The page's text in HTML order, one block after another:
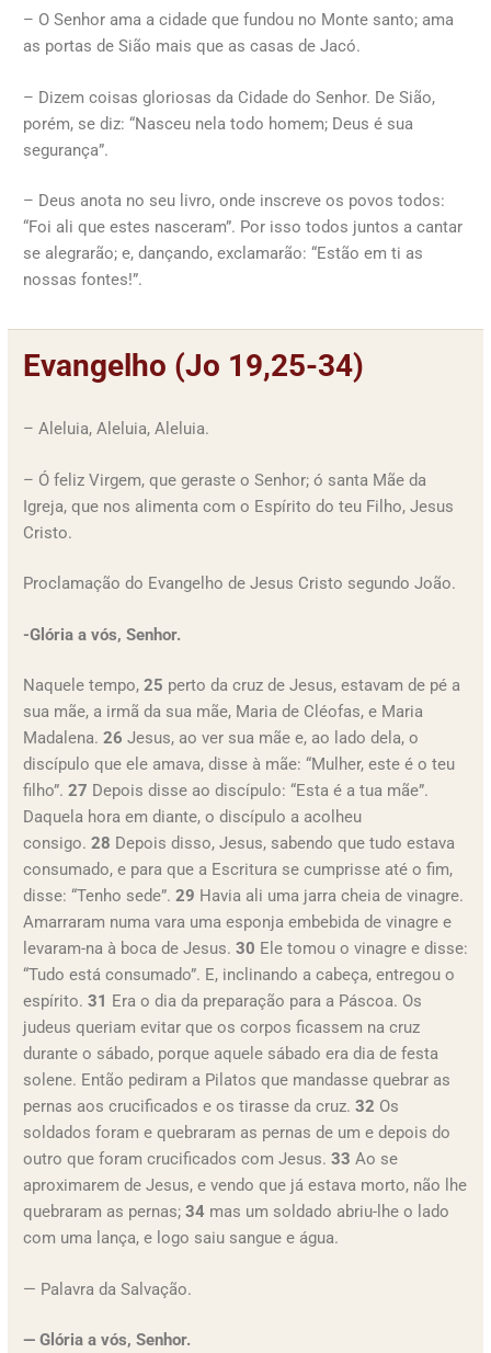
– O Senhor ama a cidade que fundou no Monte santo; ama
as portas de Sião mais que as casas de Jacó.
– Dizem coisas gloriosas da Cidade do Senhor. De Sião,
porém, se diz: “Nasceu nela todo homem; Deus é sua
segurança”.
– Deus anota no seu livro, onde inscreve os povos todos:
“Foi ali que estes nasceram”. Por isso todos juntos a cantar
se alegrarão; e, dançando, exclamarão: “Estão em ti as
nossas fontes!”.
Evangelho (Jo 19,25-34)
– Aleluia, Aleluia, Aleluia.
– Ó feliz Virgem, que geraste o Senhor; ó santa Mãe da
Igreja, que nos alimenta com o Espírito do teu Filho, Jesus
Cristo.
Proclamação do Evangelho de Jesus Cristo segundo João.
-Glória a vós, Senhor.
Naquele tempo, 25 perto da cruz de Jesus, estavam de pé a
sua mãe, a irmã da sua mãe, Maria de Cléofas, e Maria
Madalena. 26 Jesus, ao ver sua mãe e, ao lado dela, o
discípulo que ele amava, disse à mãe: “Mulher, este é o teu
filho”. 27 Depois disse ao discípulo: “Esta é a tua mãe”.
Daquela hora em diante, o discípulo a acolheu
consigo. 28 Depois disso, Jesus, sabendo que tudo estava
consumado, e para que a Escritura se cumprisse até o fim,
disse: “Tenho sede”. 29 Havia ali uma jarra cheia de vinagre.
Amarraram numa vara uma esponja embebida de vinagre e
levaram-na à boca de Jesus. 30 Ele tomou o vinagre e disse:
“Tudo está consumado”. E, inclinando a cabeça, entregou o
espírito. 31 Era o dia da preparação para a Páscoa. Os
judeus queriam evitar que os corpos ficassem na cruz
durante o sábado, porque aquele sábado era dia de festa
solene. Então pediram a Pilatos que mandasse quebrar as
pernas aos crucificados e os tirasse da cruz. 32 Os
soldados foram e quebraram as pernas de um e depois do
outro que foram crucificados com Jesus. 33 Ao se
aproximarem de Jesus, e vendo que já estava morto, não lhe
quebraram as pernas; 34 mas um soldado abriu-lhe o lado
com uma lança, e logo saiu sangue e água.
— Palavra da Salvação.
— Glória a vós, Senhor.